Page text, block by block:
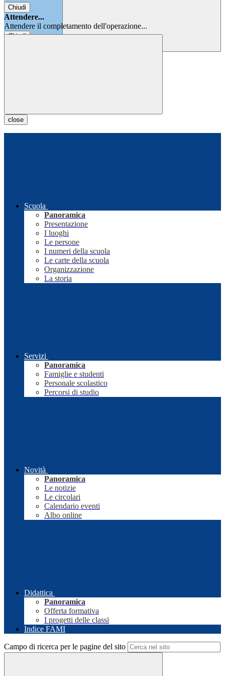
Chiudi
Attendere...
Attendere il completamento dell'operazione...
Chiudi
close
Scuola
Panoramica
Presentazione
I luoghi
Le persone
I numeri della scuola
Le carte della scuola
Organizzazione
La storia
Servizi
Panoramica
Famiglie e studenti
Personale scolastico
Percorsi di studio
Novità
Panoramica
Le notizie
Le circolari
Calendario eventi
Albo online
Didattica
Panoramica
Offerta formativa
I progetti delle classi
Indice FAMI
Campo di ricerca per le pagine del sito